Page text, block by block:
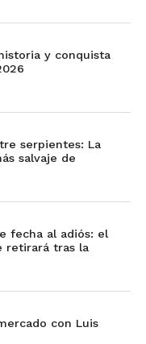
y conquista
serpientes: La
salvaje de
fecha al adiós: el
retirará tras la
con Luis